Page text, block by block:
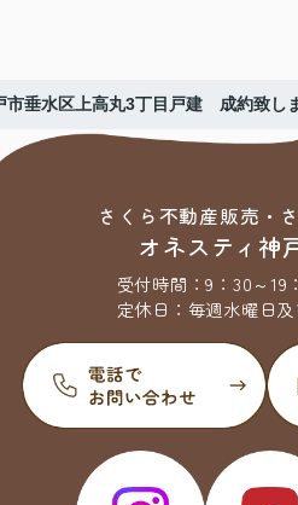
市垂水区上高丸3丁目戸建 成約致
さくら不動産販売・
オネスティ神
受付時間：9：30～19
定休日： 毎週水曜日